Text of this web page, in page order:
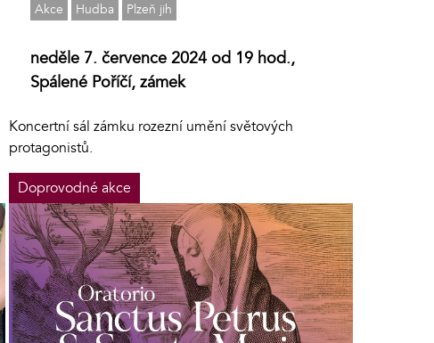
Akce Hudba Plzeň jih
neděle 7. července 2024 od 19 hod.,
Spálené Poříčí, zámek
Koncertní sál zámku rozezní umění světových
protagonistů.
Doprovodné akce